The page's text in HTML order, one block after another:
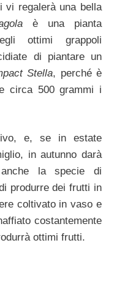
regalerà una bella
è una pianta
ottimi grappoli
di piantare un
Stella, perché è
circa 500 grammi i
e, se in estate
in autunno darà
la specie di
produrre dei frutti in
coltivato in vaso e
costantemente
ottimi frutti.